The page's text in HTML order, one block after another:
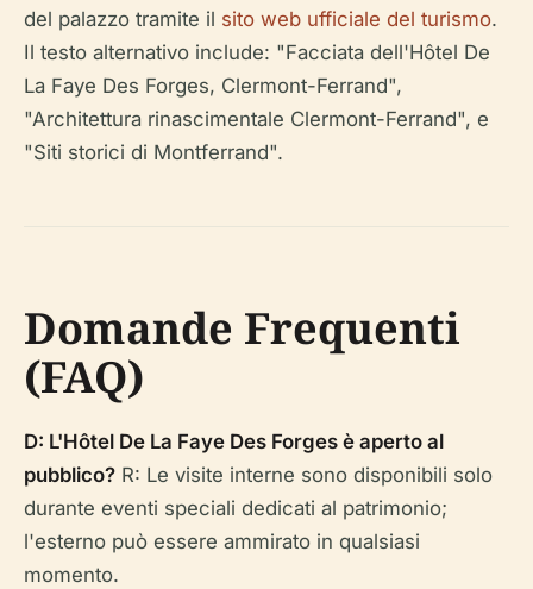
del palazzo tramite il sito web ufficiale del turismo.
Il testo alternativo include: "Facciata dell'Hôtel De
La Faye Des Forges, Clermont-Ferrand",
"Architettura rinascimentale Clermont-Ferrand", e
"Siti storici di Montferrand".
Domande Frequenti
(FAQ)
D: L'Hôtel De La Faye Des Forges è aperto al
pubblico? R: Le visite interne sono disponibili solo
durante eventi speciali dedicati al patrimonio;
l'esterno può essere ammirato in qualsiasi
momento.